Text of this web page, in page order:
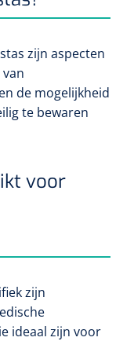
zijn aspecten
de mogelijkheid
te bewaren
voor
zijn
ideaal zijn voor